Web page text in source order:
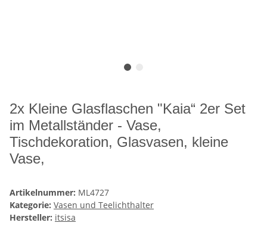
2x Kleine Glasflaschen "Kaia“ 2er Set
im Metallständer - Vase,
Tischdekoration, Glasvasen, kleine
Vase,
Artikelnummer: ML4727
Kategorie: Vasen und Teelichthalter
Hersteller: itsisa